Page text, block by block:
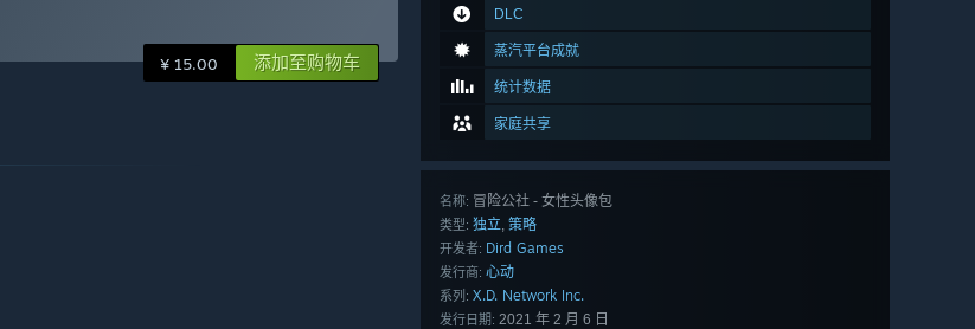
DLC
蒸汽平台成就
统计数据
家庭共享
名称: 冒险公社 - 女性头像包
类型: 独立, 策略
开发者: Dird Games
发行商: 心动
系列: X.D. Network Inc.
发行日期: 2021 年 2 月 6 日
¥ 15.00 添加至购物车